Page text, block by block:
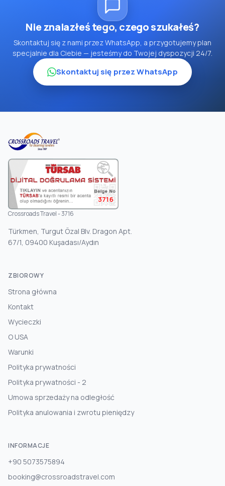
Nie znalazłeś tego, czego szukałeś?
Skontaktuj się z nami przez WhatsApp, a przygotujemy plan
specjalnie dla Ciebie — jesteśmy do Twojej dyspozycji 24/7.
Skontaktuj się przez WhatsApp
3716
Crossroads Travel - 3716
Türkmen, Turgut Özal Blv. Dragon Apt.
67/1, 09400 Kuşadası/Aydın
ZBIOROWY
Strona główna
Kontakt
Wycieczki
O USA
Warunki
Polityka prywatności
Polityka prywatności - 2
Umowa sprzedaży na odległość
Polityka anulowania i zwrotu pieniędzy
INFORMACJE
+90 5073575894
booking@crossroadstravel.com